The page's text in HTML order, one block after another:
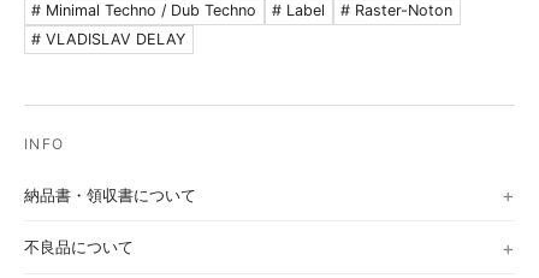
# Minimal Techno / Dub Techno
# Label
# Raster-Noton
# VLADISLAV DELAY
納品書・領収書について
不良品について